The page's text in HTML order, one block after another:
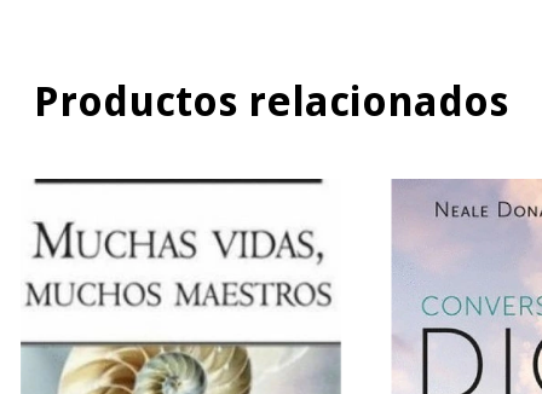
Productos relacionados